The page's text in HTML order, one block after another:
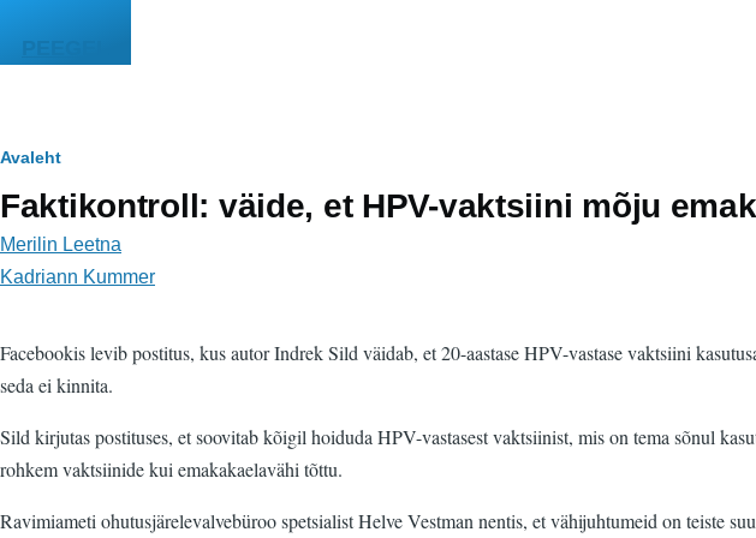
PEEGEL
Leivapuru
Avaleht
Faktikontroll: väide, et HPV-vaktsiini mõju
Merilin Leetna
Kadriann Kummer
Facebookis levib postitus, kus autor Indrek Sild väidab, et 20-aastase HPV-vastase vaktsiini
seda ei kinnita.
Sild kirjutas postituses, et soovitab kõigil hoiduda HPV-vastasest vaktsiinist, mis on tema sõnul
rohkem vaktsiinide kui emakakaelavähi tõttu.
Ravimiameti ohutusjärelevalvebüroo spetsialist Helve Vestman nentis, et vähijuhtumeid on teiste